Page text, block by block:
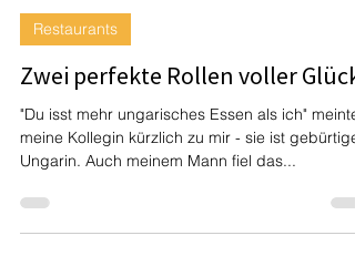
janinezangl
6. Dez. 2022
2 Min. Lesezeit
Restaurants
Zwei perfekte Rollen voller Glück
"Du isst mehr ungarisches Essen als ich" meinte
meine Kollegin kürzlich zu mir - sie ist gebürtige